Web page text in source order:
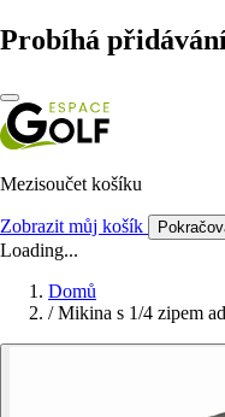
Probíhá
Mezisoučet košíku
Zobrazit můj košík
Loading...
Domů
/ Mikina s 1/4 zipem